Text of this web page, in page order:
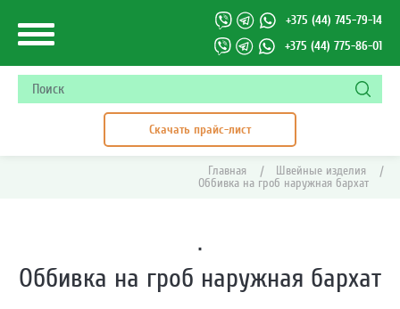
+375 (44) 745-79-14
+375 (44) 775-86-01
Скачать прайс-лист
Главная | Швейные изделия
|
Оббивка на гроб наружная бархат
·
Оббивка на гроб наружная бархат